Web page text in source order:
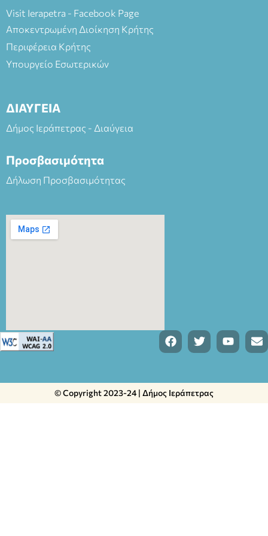
Visit Ierapetra - Facebook Page
Αποκεντρωμένη Διοίκηση Κρήτης
Περιφέρεια Κρήτης
Υπουργείο Εσωτερικών
ΔΙΑΥΓΕΙΑ
Δήμος Ιεράπετρας - Διαύγεια
Προσβασιμότητα
Δήλωση Προσβασιμότητας
© Copyright 2023-24 | Δήμος Ιεράπετρας